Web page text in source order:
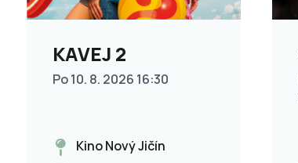
KAVEJ 2
Po 10. 8. 2026 16:30
Kino Nový Jičín